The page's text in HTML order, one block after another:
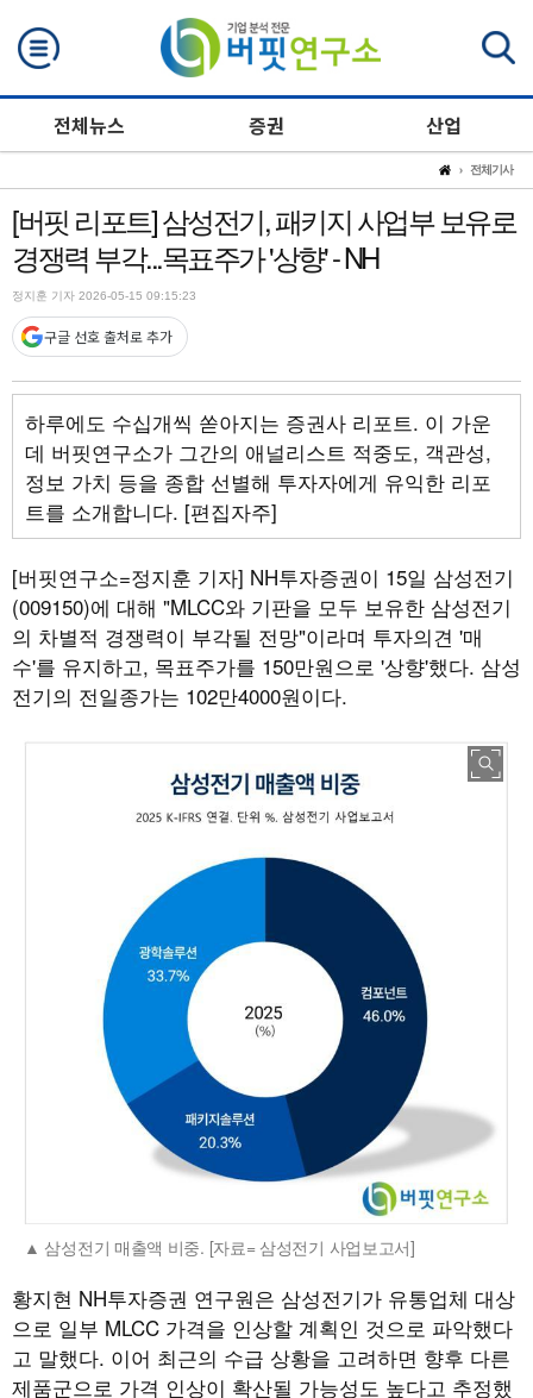
전체뉴스 증권 산업
전체기사
[버핏 리포트] 삼성전기, 패키지 사업부 보유로
경쟁력 부각...목표주가 '상향' - NH
정지훈 기자 2026-05-15 09:15:23
구글 선호 출처로 추가
하루에도 수십개씩 쏟아지는 증권사 리포트. 이 가운
데 버핏연구소가 그간의 애널리스트 적중도, 객관성,
정보 가치 등을 종합 선별해 투자자에게 유익한 리포
트를 소개합니다. [편집자주]
[버핏연구소=정지훈 기자] NH투자증권이 15일 삼성전기
(009150)에 대해 "MLCC와 기판을 모두 보유한 삼성전기
의 차별적 경쟁력이 부각될 전망"이라며 투자의견 '매
수'를 유지하고, 목표주가를 150만원으로 '상향'했다. 삼성
전기의 전일종가는 102만4000원이다.
삼성전기 매출액 비중. [자료= 삼성전기 사업보고서]
황지현 NH투자증권 연구원은 삼성전기가 유통업체 대상
으로 일부 MLCC 가격을 인상할 계획인 것으로 파악했다
고 말했다. 이어 최근의 수급 상황을 고려하면 향후 다른
제품군으로 가격 인상이 확산될 가능성도 높다고 추정했
검색